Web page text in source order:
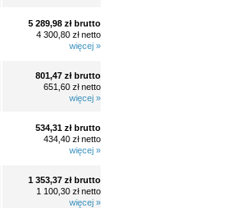
5 289,98 zł brutto
4 300,80 zł netto
więcej »
801,47 zł brutto
651,60 zł netto
więcej »
534,31 zł brutto
434,40 zł netto
więcej »
1 353,37 zł brutto
1 100,30 zł netto
więcej »